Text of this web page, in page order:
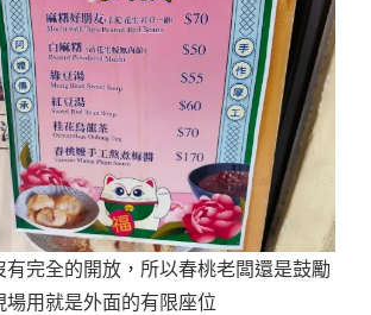
有完全的開放，所以春桃老闆還是鼓勵
場用就是外面的有限座位